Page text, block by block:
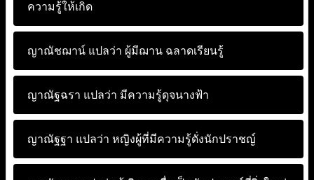
ความรู้ให้เกิด
ญาณัชฌาน์ แปลว่า ผู้มีฌาน ฉลาดเรียนรู้
ญาณัฐฉรา แปลว่า มีความรู้ดุจนางฟ้า
ญาณัฐฐา แปลว่า หญิงผู้ที่มีความรู้ดั่งนักปราชญ์